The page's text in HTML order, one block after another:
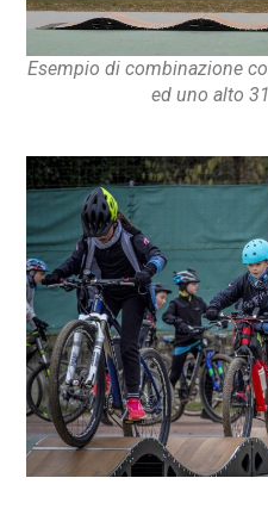
Esempio di combinazione
ed uno alto